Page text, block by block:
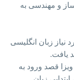
و مهندسی به
نیاز زبان انگلیسی
یافت.
ویزا قصد ورود به